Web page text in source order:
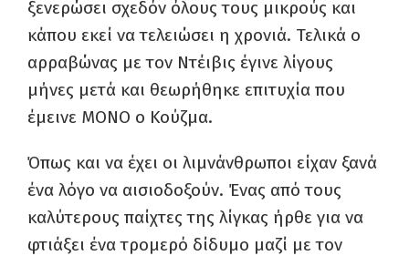
ξενερώσει σχεδόν όλους τους μικρούς και
κάπου εκεί να τελειώσει η χρονιά. Τελικά ο
αρραβώνας με τον Ντέιβις έγινε λίγους
μήνες μετά και θεωρήθηκε επιτυχία που
έμεινε ΜΟΝΟ ο Κούζμα.
Όπως και να έχει οι λιμνάνθρωποι είχαν ξανά
ένα λόγο να αισιοδοξούν. Ένας από τους
καλύτερους παίχτες της λίγκας ήρθε για να
φτιάξει ένα τρομερό δίδυμο μαζί με τον